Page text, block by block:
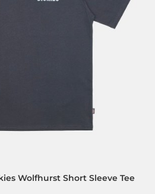
Wolfhurst Short Sleeve Tee